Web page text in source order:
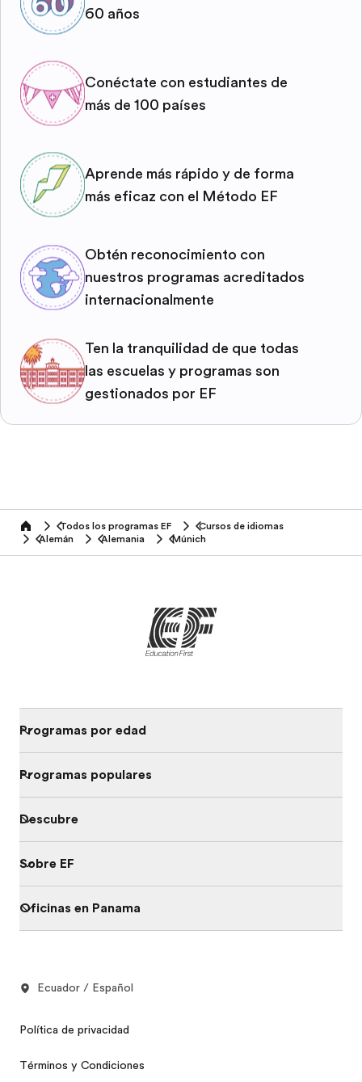
60 años
Conéctate con estudiantes de
más de 100 países
Aprende más rápido y de forma
más eficaz con el Método EF
Obtén reconocimiento con
nuestros programas acreditados
internacionalmente
Ten la tranquilidad de que todas
las escuelas y programas son
gestionados por EF
home Todos los programas EF
Cursos de idiomas
Alemán
Alemania Múnich
Programas por edad
Programas populares
Descubre
Sobre EF
Oficinas en Panama
Ecuador / Español
Política de privacidad
Términos y Condiciones